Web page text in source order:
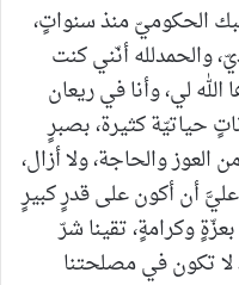
الحكوميّ منذ سنواتٍ،
والحمدلله أنّني كنت
لي، وأنا في ريعان
حياتيّة كثيرة، بصبرٍ
والحاجة، ولا أزال،
أن أكون على قدرٍ كبيرٍ
وكرامةٍ، تقينا شرّ
لا تكون في مصلحتنا